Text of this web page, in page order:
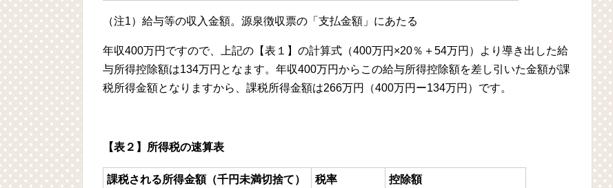
（注1）給与等の収入金額。源泉徴収票の「支払金額」にあたる
年収400万円ですので、上記の【表１】の計算式（400万円×20％＋54万円）より導き出した給
与所得控除額は134万円となます。年収400万円からこの給与所得控除額を差し引いた金額が課
税所得金額となりますから、課税所得金額は266万円（400万円ー134万円）です。
【表２】所得税の速算表
課税される所得金額（千円未満切捨て） 税率
控除額